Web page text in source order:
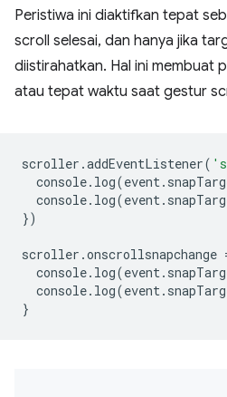
Peristiwa ini diaktifkan tepat
scroll selesai, dan hanya jika
diistirahatkan. Hal ini membuat
atau tepat waktu saat gestur
scroller .addEventListener(
console. log(event.
console. log(event.
})
scroller .onscrollsnapchange
console. log(event.
console. log(event.
}